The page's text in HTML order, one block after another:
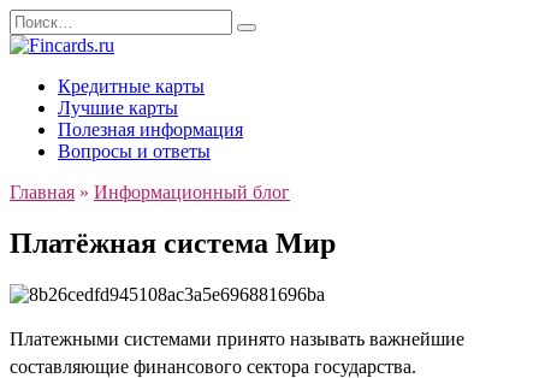
Перейти
к
Search
for:
Кредитные карты
Лучшие карты
Полезная информация
Вопросы и ответы
Главная » Информационный блог
Платёжная система Мир
Платежными системами принято называть важнейшие
составляющие финансового сектора государства.